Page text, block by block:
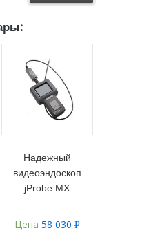
Надежный
видеоэндоскоп
jProbe MX
Цена 58 030 Р